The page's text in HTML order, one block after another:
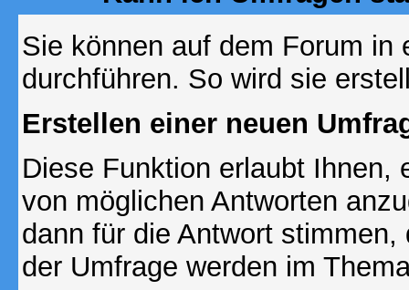
Sie können auf dem Forum in
durchführen. So wird sie
Erstellen einer neuen
Diese Funktion erlaubt Ihnen,
von möglichen Antworten
dann für die Antwort
der Umfrage werden im